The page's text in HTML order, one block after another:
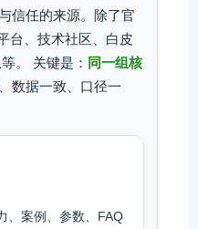
信任的来源。除了官
台、技术社区、白皮
。 关键是： 同一组核
数据一致、口径一
、案例、参数、FAQ